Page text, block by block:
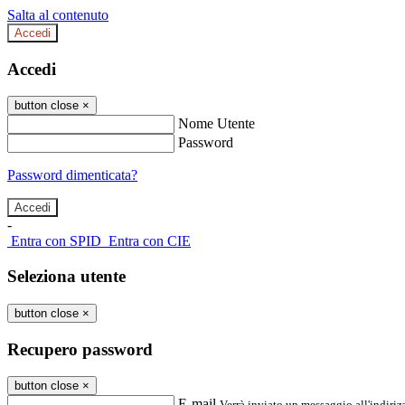
Salta al contenuto
Accedi
Accedi
button close ×
Nome Utente
Password
Password dimenticata?
-
Entra con SPID Entra con CIE
Seleziona utente
button close ×
Recupero password
button close ×